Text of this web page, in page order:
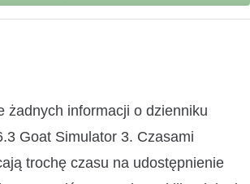
żadnych informacji o dzienniku
Goat Simulator 3. Czasami
trochę czasu na udostępnienie